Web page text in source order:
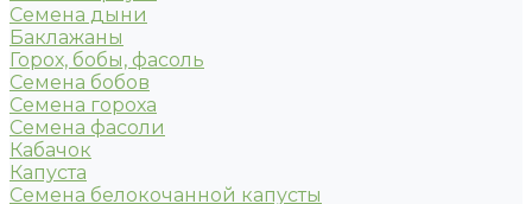
Семена дыни
Баклажаны
Горох, бобы, фасоль
Семена бобов
Семена гороха
Семена фасоли
Кабачок
Капуста
Семена белокочанной капусты